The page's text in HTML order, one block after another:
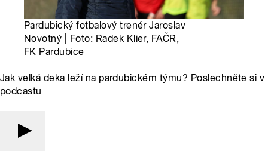
Pardubický fotbalový trenér Jaroslav
Novotný | Foto: Radek Klier, FAČR,
FK Pardubice
Jak velká deka leží na pardubickém týmu? Poslechněte si v
podcastu